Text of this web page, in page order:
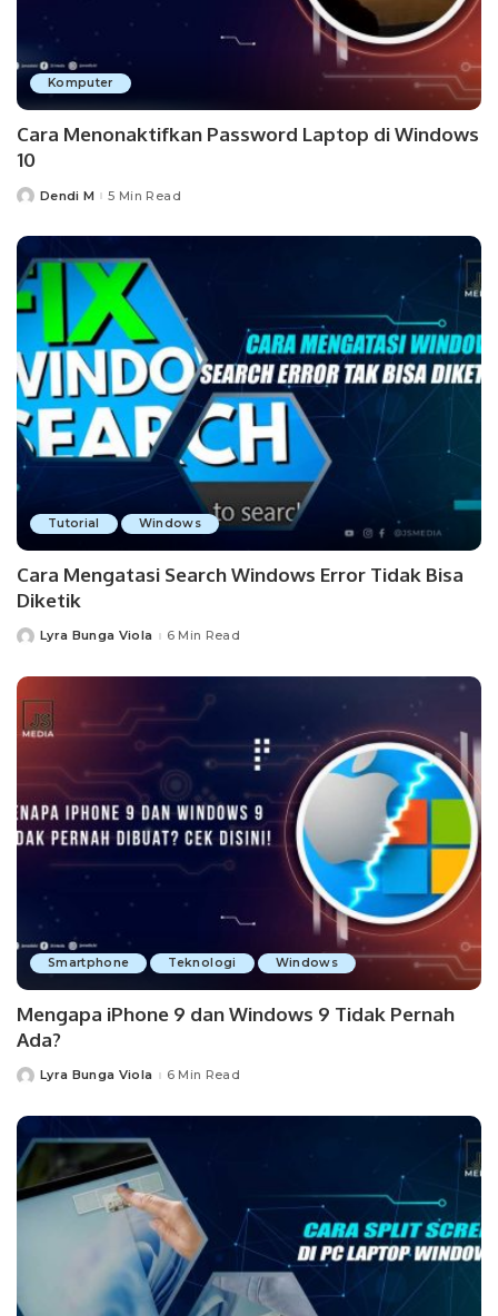
Komputer
Cara Menonaktifkan Password Laptop di Windows
10
PostedDendi M 5 Min Read
Tutorial Windows
Cara Mengatasi Search Windows Error Tidak Bisa
Diketik
PostedLyra Bunga Viola 6 Min Read
Smartphone Teknologi Windows
Mengapa iPhone 9 dan Windows 9 Tidak Pernah
Ada?
PostedLyra Bunga Viola 6 Min Read